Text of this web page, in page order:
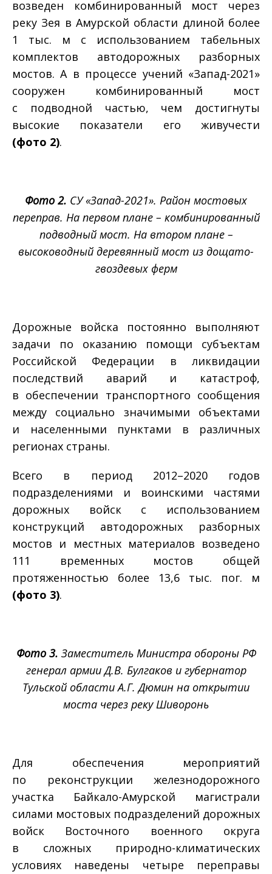
возведен комбинированный мост через
реку Зея в Амурской области длиной более
1 тыс. м с использованием табельных
комплектов автодорожных разборных
мостов. А в процессе учений «Запад-2021»
сооружен комбинированный мост
с подводной частью, чем достигнуты
высокие показатели его живучести
(фото 2).
Фото 2. СУ «Запад-2021». Район мостовых
переправ. На первом плане – комбинированный
подводный мост. На втором плане –
высоководный деревянный мост из дощато-
гвоздевых ферм
Дорожные войска постоянно выполняют
задачи по оказанию помощи субъектам
Российской Федерации в ликвидации
последствий аварий и катастроф,
в обеспечении транспортного сообщения
между социально значимыми объектами
и населенными пунктами в различных
регионах страны.
Всего в период 2012–2020 годов
подразделениями и воинскими частями
дорожных войск с использованием
конструкций автодорожных разборных
мостов и местных материалов возведено
111 временных мостов общей
протяженностью более 13,6 тыс. пог. м
(фото 3).
Фото 3. Заместитель Министра обороны РФ
генерал армии Д.В. Булгаков и губернатор
Тульской области А.Г. Дюмин на открытии
моста через реку Шиворонь
Для обеспечения мероприятий
по реконструкции железнодорожного
участка Байкало-Амурской магистрали
силами мостовых подразделений дорожных
войск Восточного военного округа
в сложных природно-климатических
условиях наведены четыре переправы